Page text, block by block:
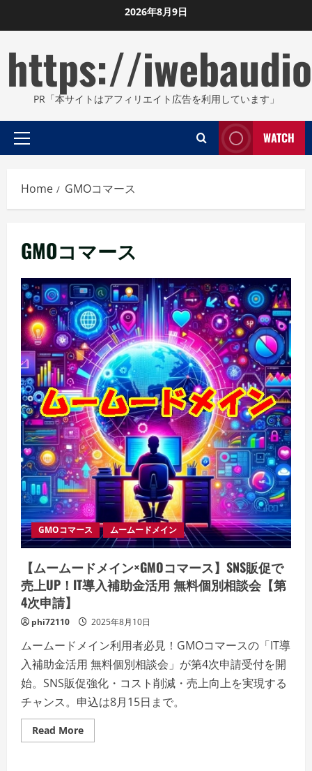
to
2026年8月9日
https://
PR「本サイトはアフィリエイト広告を利用しています」
Primary
WATCH
Home GMOコマース
GMOコマース
GMOコマース ムームードメイン
【ムームードメイン×GMOコマース】SNS販促で
売上UP！IT導入補助金活用 無料個別相談会【第
4次申請】
phi72110 2025年8月10日
ムームードメイン利用者必見！GMOコマースの「IT導
入補助金活用 無料個別相談会」が第4次申請受付を開
始。SNS販促強化・コスト削減・売上向上を実現する
チャンス。申込は8月15日まで。
Read MoreRead
more